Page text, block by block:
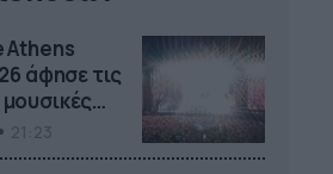
Athens
άφησε τις